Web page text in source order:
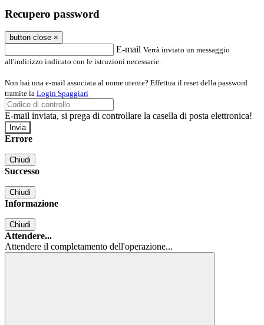
Recupero password
button close ×
E-mail Verrà inviato un messaggio
all'indirizzo indicato con le istruzioni necessarie.
Non hai una e-mail associata al nome utente? Effettua il reset della password
tramite la Login Spaggiari
E-mail inviata, si prega di controllare la casella di posta elettronica!
Errore
Chiudi
Successo
Chiudi
Informazione
Chiudi
Attendere...
Attendere il completamento dell'operazione...